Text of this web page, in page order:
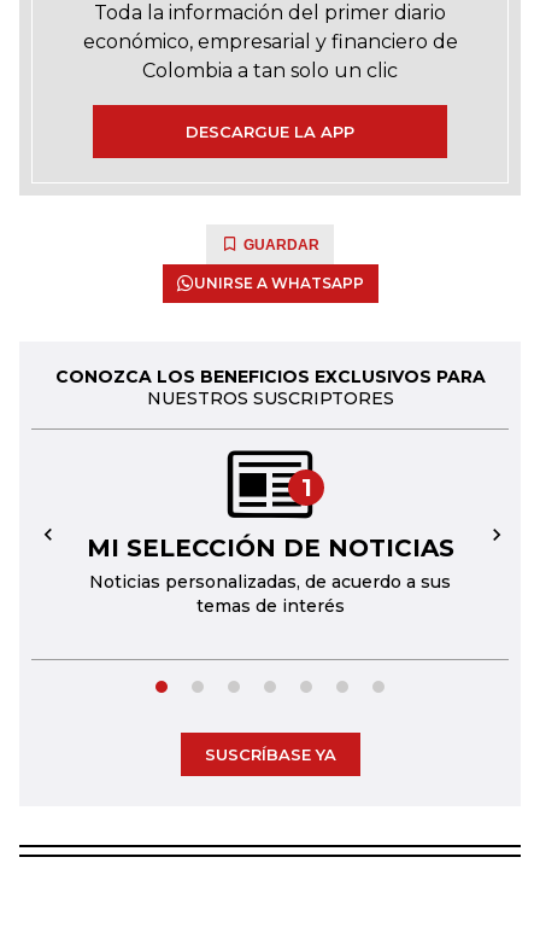
Toda la información del primer diario
económico, empresarial y financiero de
Colombia a tan solo un clic
DESCARGUE LA APP
GUARDAR
UNIRSE A WHATSAPP
CONOZCA LOS BENEFICIOS EXCLUSIVOS PARA
NUESTROS SUSCRIPTORES
1
MI SELECCIÓN DE NOTICIAS
Noticias personalizadas, de acuerdo a sus
temas de interés
← →
SUSCRÍBASE YA